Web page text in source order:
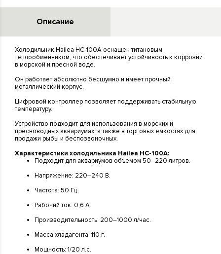
Описание
Холодильник Hailea HC-100A оснащен титановым
теплообменником, что обеспечивает устойчивость к коррозии
в морской и пресной воде.
Он работает абсолютно бесшумно и имеет прочный
металлический корпус.
Цифровой контроллер позволяет поддерживать стабильную
температуру.
Устройство подходит для использования в морских и
пресноводных аквариумах, а также в торговых емкостях для
продажи рыбы и беспозвоночных.
Характеристики холодильника Hailea HC-100A:
Подходит для аквариумов объемом 50–220 литров.
Напряжение: 220–240 В.
Частота: 50 Гц.
Рабочий ток: 0,6 А.
Производительность: 200–1000 л/час.
Масса хладагента: 110 г.
Мощность: 1/20 л.с.